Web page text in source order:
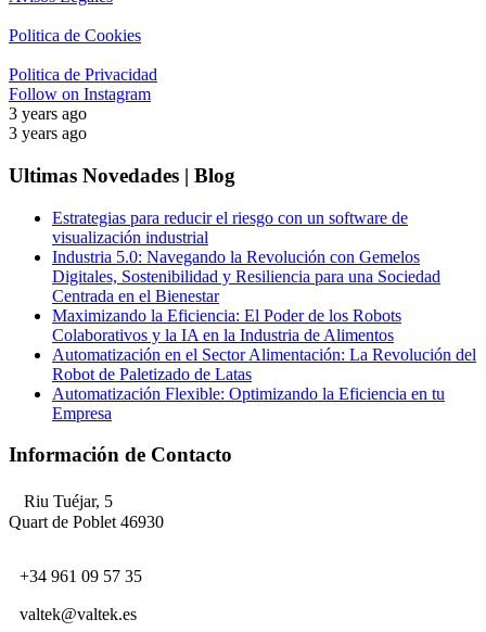
Politica de Cookies
Politica de Privacidad
Follow on Instagram
3 years ago
3 years ago
Ultimas Novedades | Blog
Estrategias para reducir el riesgo con un software de
visualización industrial
Industria 5.0: Navegando la Revolución con Gemelos
Digitales, Sostenibilidad y Resiliencia para una Sociedad
Centrada en el Bienestar
Maximizando la Eficiencia: El Poder de los Robots
Colaborativos y la IA en la Industria de Alimentos
Automatización en el Sector Alimentación: La Revolución del
Robot de Paletizado de Latas
Automatización Flexible: Optimizando la Eficiencia en tu
Empresa
Información de Contacto
Riu Tuéjar, 5
Quart de Poblet 46930
+34 961 09 57 35
valtek@valtek.es